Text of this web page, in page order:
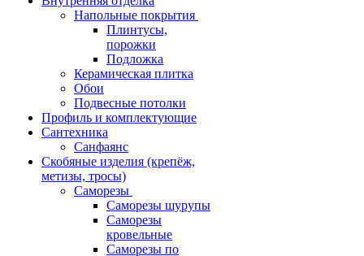
Напольные покрытия
Плинтусы,
порожки
Подложка
Керамическая плитка
Обои
Подвесные потолки
Профиль и комплектующие
Сантехника
Санфаянс
Скобяные изделия (крепёж,
метизы, тросы)
Саморезы
Саморезы шурупы
Саморезы
кровельные
Саморезы по